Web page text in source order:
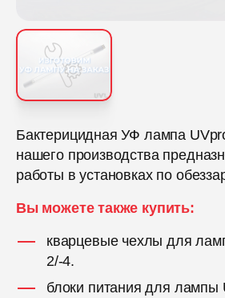
Бактерицидная УФ лампа
нашего производства
работы в установках по
Вы можете также купить:
кварцевые чехлы для
2/-4.
блоки питания для лампы